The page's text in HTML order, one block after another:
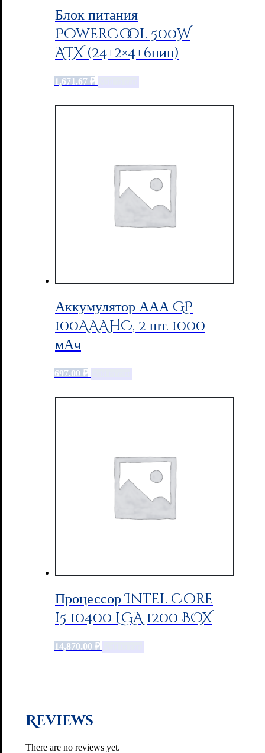
Блок питания
PowerCool 500W
ATX (24+2×4+6пин)
1,671.67 ₽
Аккумулятор ААА GP
100AAAHC, 2 шт. 1000
мАч
697.00 ₽
Процессор Intel Core
i5 10400 LGA 1200 BOX
14,870.00 ₽
Reviews
There are no reviews yet.